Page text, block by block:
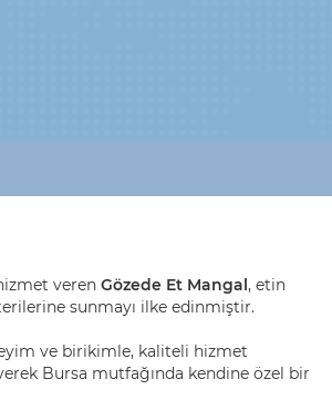
veren Gözede Et Mangal, etin
sunmayı ilke edinmiştir.
ve birikimle, kaliteli hizmet
Bursa mutfağında kendine özel bir